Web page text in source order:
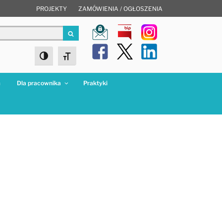
PROJEKTY ZAMÓWIENIA / OGŁOSZENIA
Szukaj
Toggle High Contrast
Toggle Font size
Dla pracownika Praktyki